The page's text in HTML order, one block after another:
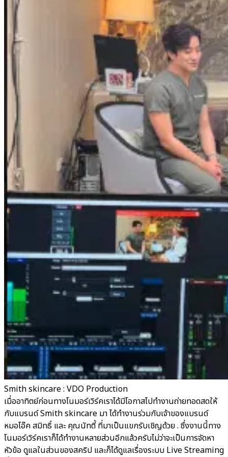
Smith skincare : VDO Production
เมื่ออาทิตย์ก่อนทางโนมอร์เวิร์คเราได้มีโอกาสไปทำงานถ่ายทอดสดให้
กับแบรนด์ Smith skincare มา ได้ทำงานร่วมกับเจ้าของแบรนด์
หมอโอ๊ค สมิทธิ์ และ คุณนัทตี้ ที่มาเป็นแขกรับเชิญด้วย . ซึ่งงานนี้ทาง
โนมอร์เวิร์คเราก็ได้ทำงานหลายส่วนอีกแล้วครับไม่ว่าจะเป็นการจัดหา
หัวข้อ ดูแลในส่วนของสคริป และก็ได้ดูแลเรื่องระบบ Live Streaming